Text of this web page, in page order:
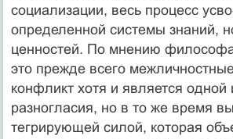
социализации, весь процесс
определенной системы знаний,
ценностей. По мнению
это пре­жде всего
конфликт хотя и явля­ется
разногласия, но в то же время
тегрирующей силой, которая